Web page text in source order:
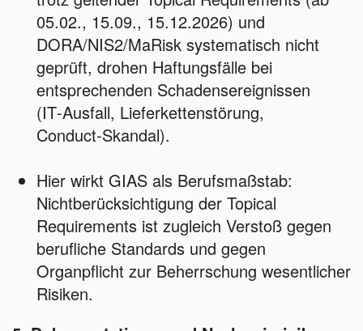
05.02., 15.09., 15.12.2026) und
DORA/NIS2/MaRisk systematisch nicht
geprüft, drohen Haftungsfälle bei
entsprechenden Schadensereignissen
(IT‑Ausfall, Lieferkettenstörung,
Conduct‑Skandal).
Hier wirkt GIAS als Berufsmaßstab:
Nichtberücksichtigung der Topical
Requirements ist zugleich Verstoß gegen
berufliche Standards und gegen
Organpflicht zur Beherrschung wesentlicher
Risiken.